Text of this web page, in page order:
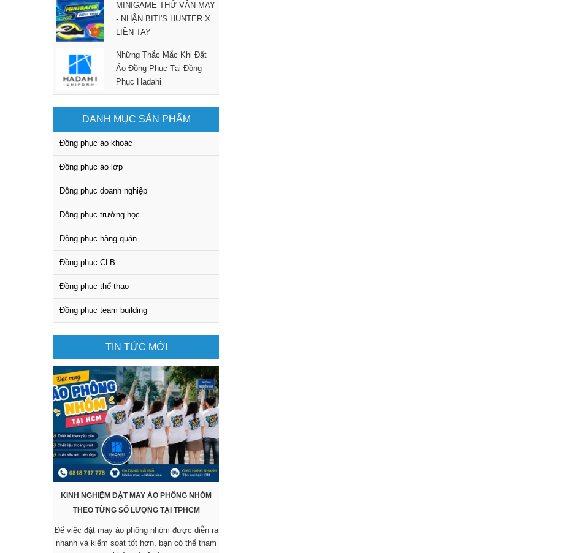
MINIGAME THỬ VẬN MAY
- NHẬN BITI'S HUNTER X
LIỀN TAY
Những Thắc Mắc Khi Đặt
Áo Đồng Phục Tại Đồng
Phục Hadahi
DANH MỤC SẢN PHẨM
Đồng phục áo khoác
Đồng phục áo lớp
Đồng phục doanh nghiệp
Đồng phục trường học
Đồng phục hàng quán
Đồng phục CLB
Đồng phục thể thao
Đồng phục team building
TIN TỨC MỚI
KINH NGHIỆM ĐẶT MAY ÁO PHÔNG NHÓM
THEO TỪNG SỐ LƯỢNG TẠI TPHCM
Để việc đặt may áo phông nhóm được diễn ra
nhanh và kiểm soát tốt hơn, bạn có thể tham